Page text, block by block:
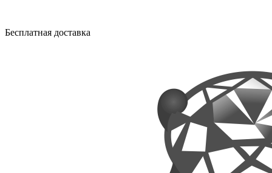
Бесплатная доставка